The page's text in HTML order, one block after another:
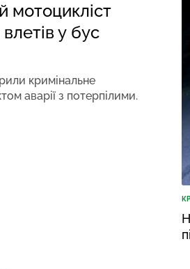
мотоцикліст
у бус
кримінальне
аварії з потерпілими.